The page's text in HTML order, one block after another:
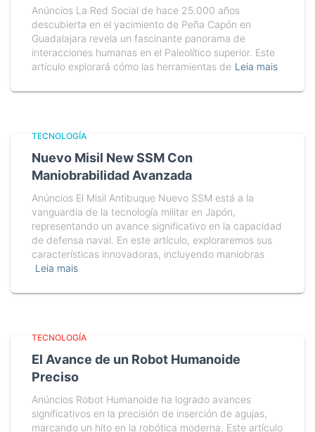
Anúncios La Red Social de hace 25.000 años
descubierta en el yacimiento de Peña Capón en
Guadalajara revela un fascinante panorama de
interacciones humanas en el Paleolítico superior. Este
artículo explorará cómo las herramientas de Leia mais
TECNOLOGÍA
Nuevo Misil New SSM Con
Maniobrabilidad Avanzada
Anúncios El Misil Antibuque Nuevo SSM está a la
vanguardia de la tecnología militar en Japón,
representando un avance significativo en la capacidad
de defensa naval. En este artículo, exploraremos sus
características innovadoras, incluyendo maniobras
Leia mais
TECNOLOGÍA
El Avance de un Robot Humanoide
Preciso
Anúncios Robot Humanoide ha logrado avances
significativos en la precisión de inserción de agujas,
marcando un hito en la robótica moderna. Este artículo